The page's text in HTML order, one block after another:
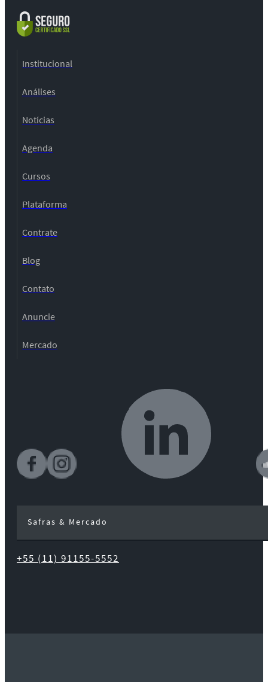
Institucional
Análises
Notícias
Agenda
Cursos
Plataforma
Contrate
Blog
Contato
Anuncie
Mercado
Safras & Mercado
+55 (11) 91155-5552